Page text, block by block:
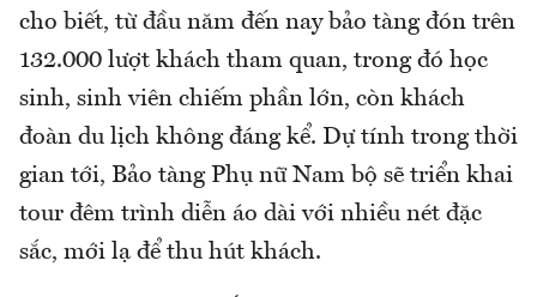
cho biết, từ đầu năm đến nay bảo tàng đón trên
132.000 lượt khách tham quan, trong đó học
sinh, sinh viên chiếm phần lớn, còn khách
đoàn du lịch không đáng kể. Dự tính trong thời
gian tới, Bảo tàng Phụ nữ Nam bộ sẽ triển khai
tour đêm trình diễn áo dài với nhiều nét đặc
sắc, mới lạ để thu hút khách.